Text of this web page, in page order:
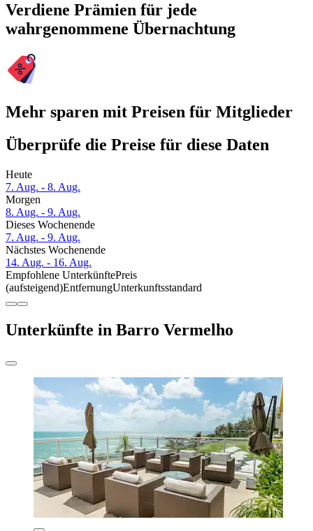
Verdiene Prämien für jede
wahrgenommene Übernachtung
Mehr sparen mit Preisen für Mitglieder
Überprüfe die Preise für diese Daten
Heute
7. Aug. - 8. Aug.
Morgen
8. Aug. - 9. Aug.
Dieses Wochenende
7. Aug. - 9. Aug.
Nächstes Wochenende
14. Aug. - 16. Aug.
Empfohlene UnterkünftePreis
(aufsteigend)EntfernungUnterkunftsstandard
Unterkünfte in Barro Vermelho